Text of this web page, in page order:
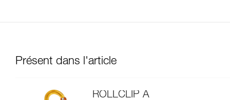
Présent dans l'article
ROLLCLIP A